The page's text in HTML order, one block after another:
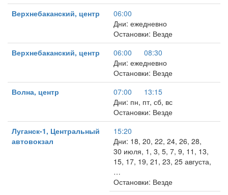
Верхнебаканский, центр
06:00
Дни: ежедневно
Остановки: Везде
Верхнебаканский, центр
06:00
08:30
Дни: ежедневно
Остановки: Везде
Волна, центр
07:00
13:15
Дни: пн, пт, сб, вс
Остановки: Везде
Луганск-1, Центральный
автовокзал
15:20
Дни: 18, 20, 22, 24, 26, 28,
30 июля, 1, 3, 5, 7, 9, 11, 13,
15, 17, 19, 21, 23, 25 августа,
…
Остановки: Везде